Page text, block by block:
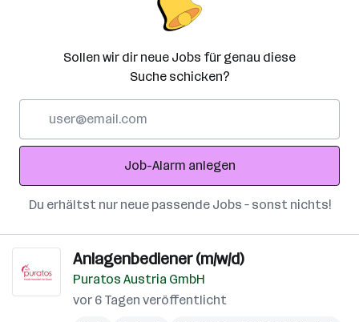
Sollen wir dir neue Jobs für genau diese
Suche schicken?
Adresse
Job-Alarm anlegen
Du erhältst nur neue passende Jobs – sonst nichts!
Anlagenbediener (m/w/d)
Puratos Austria GmbH
vor 6 Tagen veröffentlicht